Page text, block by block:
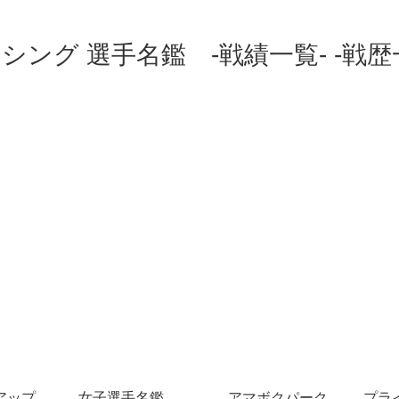
ング 選手名鑑 -戦績一覧- -戦歴